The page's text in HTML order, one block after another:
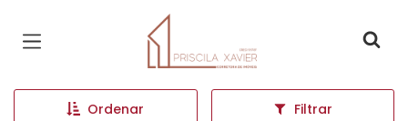
Página inicial
Ordenar Filtrar